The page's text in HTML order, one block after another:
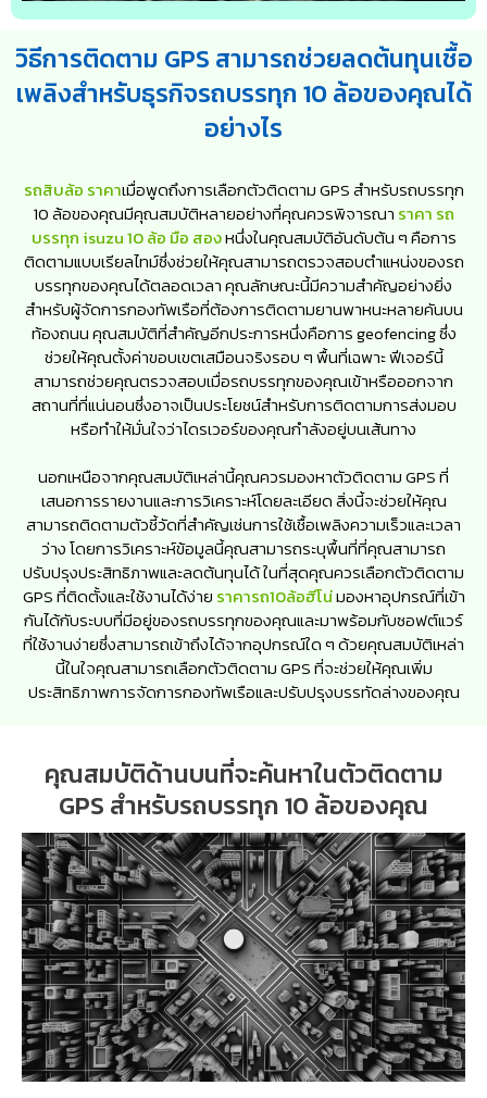
วิธีการติดตาม GPS สามารถช่วยลดต้นทุนเชื้อ
เพลิงสำหรับธุรกิจรถบรรทุก 10 ล้อของคุณได้
อย่างไร
รถสิบล้อ ราคาเมื่อพูดถึงการเลือกตัวติดตาม GPS สำหรับรถบรรทุก
10 ล้อของคุณมีคุณสมบัติหลายอย่างที่คุณควรพิจารณา ราคา รถ
บรรทุก isuzu 10 ล้อ มือ สองหนึ่งในคุณสมบัติอันดับต้น ๆ คือการ
ติดตามแบบเรียลไทม์ซึ่งช่วยให้คุณสามารถตรวจสอบตำแหน่งของรถ
บรรทุกของคุณได้ตลอดเวลา คุณลักษณะนี้มีความสำคัญอย่างยิ่ง
สำหรับผู้จัดการกองทัพเรือที่ต้องการติดตามยานพาหนะหลายคันบน
ท้องถนน คุณสมบัติที่สำคัญอีกประการหนึ่งคือการ geofencing ซึ่ง
ช่วยให้คุณตั้งค่าขอบเขตเสมือนจริงรอบ ๆ พื้นที่เฉพาะ ฟีเจอร์นี้
สามารถช่วยคุณตรวจสอบเมื่อรถบรรทุกของคุณเข้าหรือออกจาก
สถานที่ที่แน่นอนซึ่งอาจเป็นประโยชน์สำหรับการติดตามการส่งมอบ
หรือทำให้มั่นใจว่าไดรเวอร์ของคุณกำลังอยู่บนเส้นทาง
นอกเหนือจากคุณสมบัติเหล่านี้คุณควรมองหาตัวติดตาม GPS ที่
เสนอการรายงานและการวิเคราะห์โดยละเอียด สิ่งนี้จะช่วยให้คุณ
สามารถติดตามตัวชี้วัดที่สำคัญเช่นการใช้เชื้อเพลิงความเร็วและเวลา
ว่าง โดยการวิเคราะห์ข้อมูลนี้คุณสามารถระบุพื้นที่ที่คุณสามารถ
ปรับปรุงประสิทธิภาพและลดต้นทุนได้ ในที่สุดคุณควรเลือกตัวติดตาม
GPS ที่ติดตั้งและใช้งานได้ง่าย ราคารถ10ล้อฮีโน่มองหาอุปกรณ์ที่เข้า
กันได้กับระบบที่มีอยู่ของรถบรรทุกของคุณและมาพร้อมกับซอฟต์แวร์
ที่ใช้งานง่ายซึ่งสามารถเข้าถึงได้จากอุปกรณ์ใด ๆ ด้วยคุณสมบัติเหล่า
นี้ในใจคุณสามารถเลือกตัวติดตาม GPS ที่จะช่วยให้คุณเพิ่ม
ประสิทธิภาพการจัดการกองทัพเรือและปรับปรุงบรรทัดล่างของคุณ
คุณสมบัติด้านบนที่จะค้นหาในตัวติดตาม
GPS สำหรับรถบรรทุก 10 ล้อของคุณ